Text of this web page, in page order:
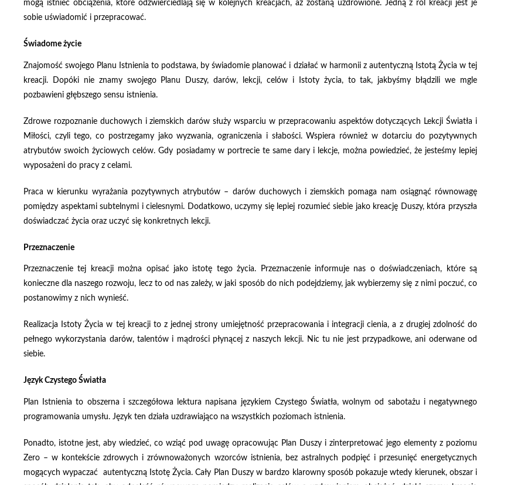
mogą istnieć obciążenia, które odzwierciedlają się w kolejnych kreacjach, aż zostaną uzdrowione. Jedną z ról kreacji jest je
sobie uświadomić i przepracować.
Świadome życie
Znajomość swojego Planu Istnienia to podstawa, by świadomie planować i działać w harmonii z autentyczną Istotą Życia w tej
kreacji. Dopóki nie znamy swojego Planu Duszy, darów, lekcji, celów i Istoty życia, to tak, jakbyśmy błądzili we mgle
pozbawieni głębszego sensu istnienia.
Zdrowe rozpoznanie duchowych i ziemskich darów służy wsparciu w przepracowaniu aspektów dotyczących Lekcji Światła i
Miłości, czyli tego, co postrzegamy jako wyzwania, ograniczenia i słabości. Wspiera również w dotarciu do pozytywnych
atrybutów swoich życiowych celów.Gdy posiadamy w portrecie te same dary i lekcje, można powiedzieć, że jesteśmy lepiej
wyposażeni do pracy z celami.
Praca w kierunku wyrażania pozytywnych atrybutów – darów duchowych i ziemskich pomaga nam osiągnąć równowagę
pomiędzy aspektami subtelnymi i cielesnymi. Dodatkowo, uczymy się lepiej rozumieć siebie jako kreację Duszy, która przyszła
doświadczać życia oraz uczyć się konkretnych lekcji.
Przeznaczenie
Przeznaczenie tej kreacji można opisać jako istotę tego życia. Przeznaczenie informuje nas o doświadczeniach, które są
konieczne dla naszego rozwoju, lecz to od nas zależy, w jaki sposób do nich podejdziemy, jak wybierzemy się z nimi poczuć, co
postanowimy z nich wynieść.
Realizacja Istoty Życia w tej kreacji to z jednej strony umiejętność przepracowania i integracji cienia, a z drugiej zdolność do
pełnego wykorzystania darów, talentów i mądrości płynącej z naszych lekcji. Nic tu nie jest przypadkowe, ani oderwane od
siebie.
Język Czystego Światła
Plan Istnienia to obszerna i szczegółowa lektura napisana językiem Czystego Światła, wolnym od sabotażu i negatywnego
programowania umysłu. Język ten działa uzdrawiająco na wszystkich poziomach istnienia.
Ponadto, istotne jest, aby wiedzieć, co wziąć pod uwagę opracowując Plan Duszy i zinterpretować jego elementy z poziomu
Zero – w kontekście zdrowych i zrównoważonych wzorców istnienia, bez astralnych podpięć i przesunięć energetycznych
mogących wypaczać autentyczną Istotę Życia. Cały Plan Duszy w bardzo klarowny sposób pokazuje wtedy kierunek, obszar i